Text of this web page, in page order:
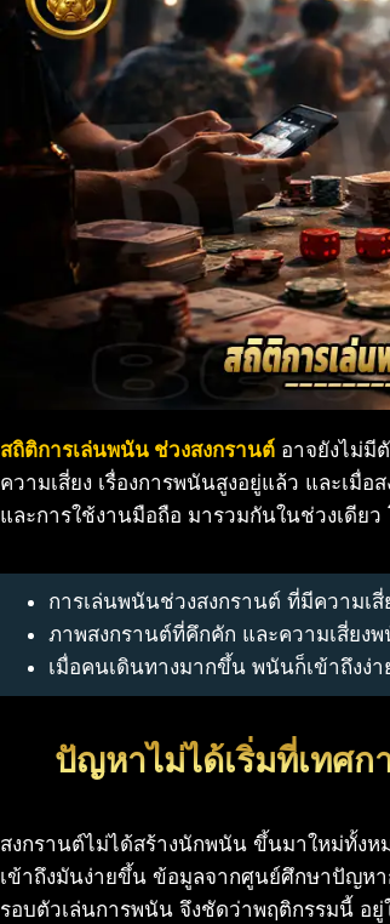
สถิติการเล่นพนัน ช่วงสงกรานต์ อาจยังไม่มี
ความเสี่ยง เรื่องการพนันสูงอยู่แล้ว และเมื่อ
และการใช้งานมือถือ มารวมกันในช่วงเดีย
การเล่นพนันช่วงสงกรานต์ ที่มีความเ
ภาพสงกรานต์ที่คึกคัก และความเสี่ยง
เมื่อคนเดินทางมากขึ้น พนันก็เข้าถึงง่า
ปัญหาไม่ได้เริ่มที่เทศก
สงกรานต์ไม่ได้สร้างนักพนัน ขึ้นมาใหม่ทั้ง
เข้าถึงมันง่ายขึ้น ข้อมูลจากศูนย์ศึกษาปัญห
รอบตัวเล่นการพนัน จึงชัดว่าพฤติกรรมนี้ อ